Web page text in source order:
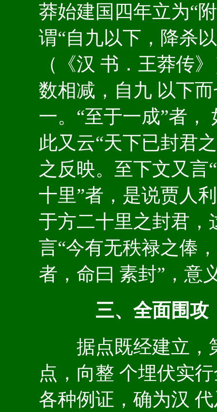
莽始建国四年立为“
谓“自九以下，降杀
（《汉 书．王莽传
数相减，自九 以下
一。“至于一成”者，
此又云“天下已封君
之反映。至下文又言
十里”者，是说贾人
于方二十里之封君，
言“今有无秩禄之俸
者，命曰 素封”，意
三、全面围攻
据点既经建立，
点，向整 个埋伏实
各种例证，确为汉